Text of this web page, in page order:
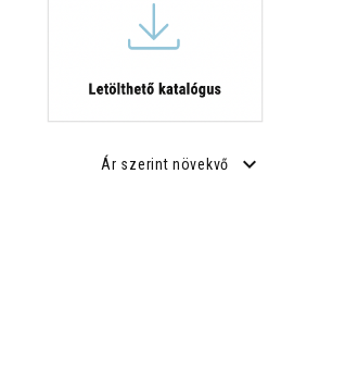
Ár szerint növekvő